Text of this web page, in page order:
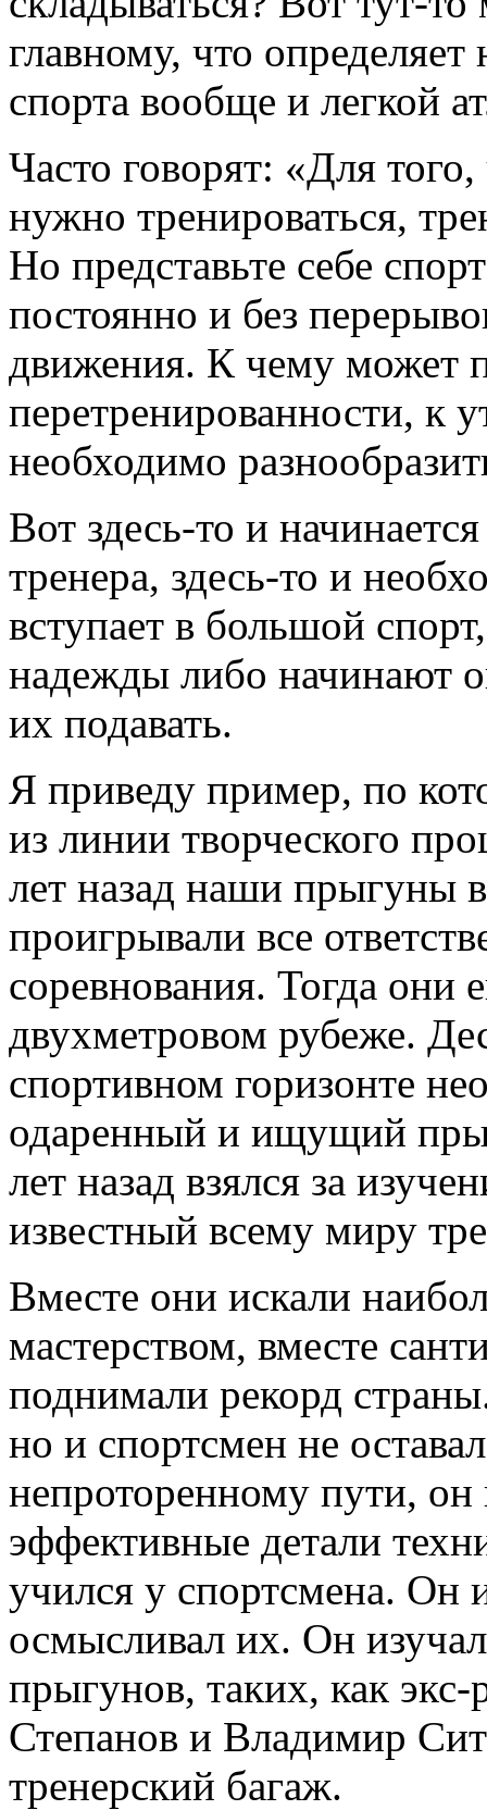
главному, что
спорта вообще и легкой
Часто говорят: «Для
нужно тренироваться,
Но представьте себе
постоянно и без
движения. К чему может
перетренированности, к
необходимо
Вот здесь-то и
тренера, здесь-то и
вступает в большой
надежды либо начинают
их подавать.
Я приведу пример, по
из линии творческого
лет назад наши прыгуны
проигрывали все
соревнования. Тогда они
двухметровом рубеже.
спортивном горизонте
одаренный и ищущий
лет назад взялся за
известный всему миру
Вместе они искали
мастерством, вместе
поднимали рекорд
но и спортсмен не
непроторенному пути, он
эффективные детали
учился у спортсмена. Он
осмысливал их. Он
прыгунов, таких, как
Степанов и Владимир
тренерский багаж.